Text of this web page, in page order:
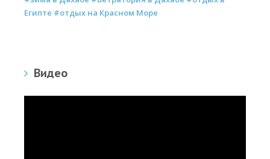
Египте #отдых на Красном Море
Видео